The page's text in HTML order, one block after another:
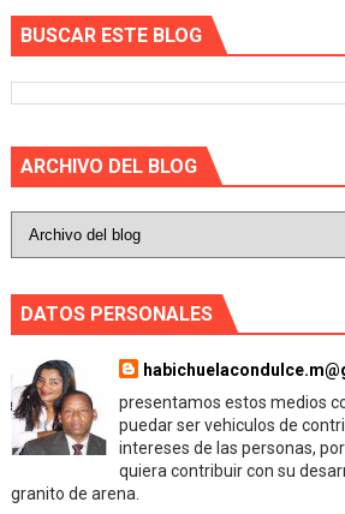
BUSCAR ESTE BLOG
ARCHIVO DEL BLOG
DATOS PERSONALES
presentamos estos medios
puedar ser vehiculos de
intereses de las personas,
quiera contribuir con su
granito de arena.